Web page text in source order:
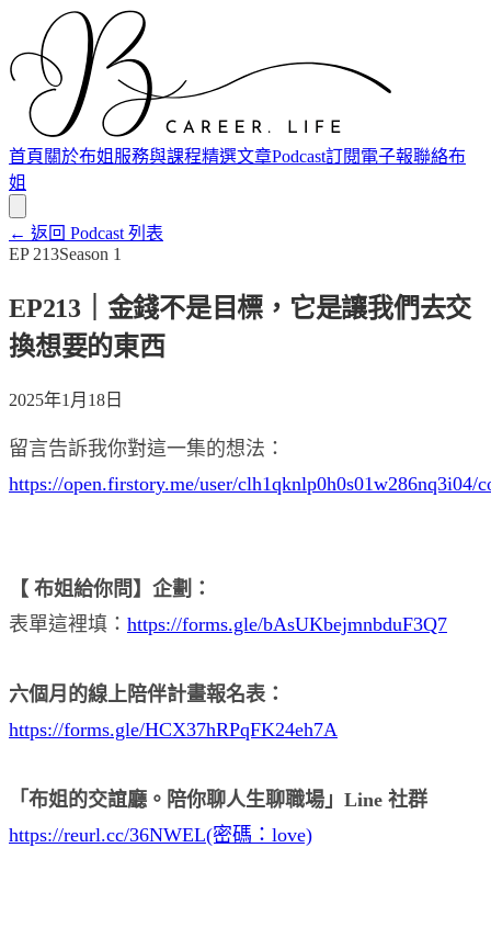
首頁 關於布姐 服務與課程精選文章Podcast訂閱電子報聯絡布
姐
← 返回 Podcast 列表
EP 213Season 1
EP213｜金錢不是目標，它是讓我們去交
換想要的東西
2025年1月18日
留言告訴我你對這一集的想法：
https://open.firstory.me/user/clh1qknlp0h0s01w286nq3i04/
【 布姐給你問】企劃：
表單這裡填： https://forms.gle/bAsUKbejmnbduF3Q7
六個月的線上陪伴計畫報名表：
https://forms.gle/HCX37hRPqFK24eh7A
「布姐的交誼廳。陪你聊人生聊職場」Line 社群
https://reurl.cc/36NWEL(密碼：love)